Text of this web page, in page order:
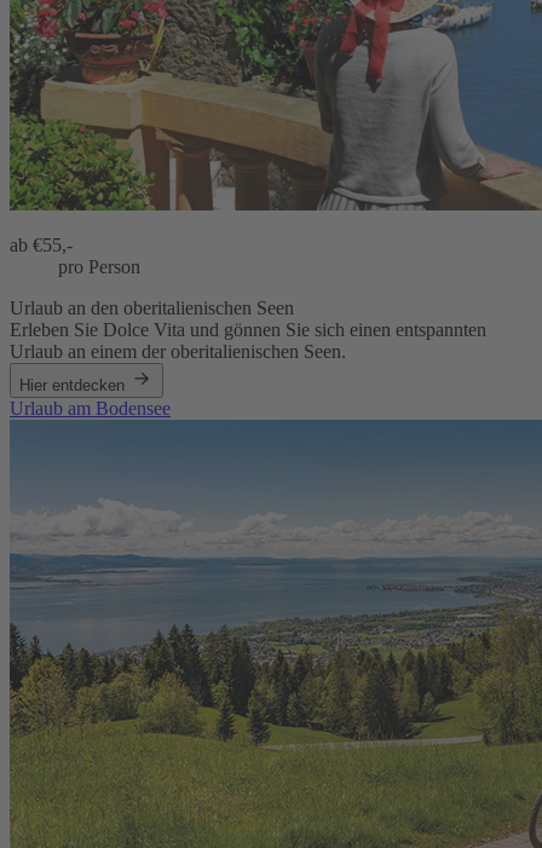
ab €55,-
pro Person
Urlaub an den oberitalienischen Seen
Erleben Sie Dolce Vita und gönnen Sie sich einen entspannten
Urlaub an einem der oberitalienischen Seen.
Hier entdecken
Urlaub am Bodensee